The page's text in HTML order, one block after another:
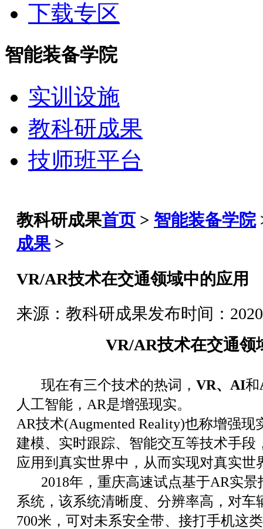
下载专区
智能装备学院
实训设施
教科研成果
技师班平台
教科研成果首页 > 智能装备学院
成果 >
VR/AR技术在交通领域中的应用
来源：教科研成果发布时间：
VR/AR技术在交通领
现在有三个技术的热词， VR、AI和
人工智能，AR是增强现实。
AR技术(Augmented Reality)也称增强
建模、实时跟踪、智能交互等技术手
应用到真实世界中，从而实现对真实世
2018年，重庆高速试点基于AR实景
系统，该系统清晰度、分辨率高，对车
700米，可对未系安全带、接打手机这